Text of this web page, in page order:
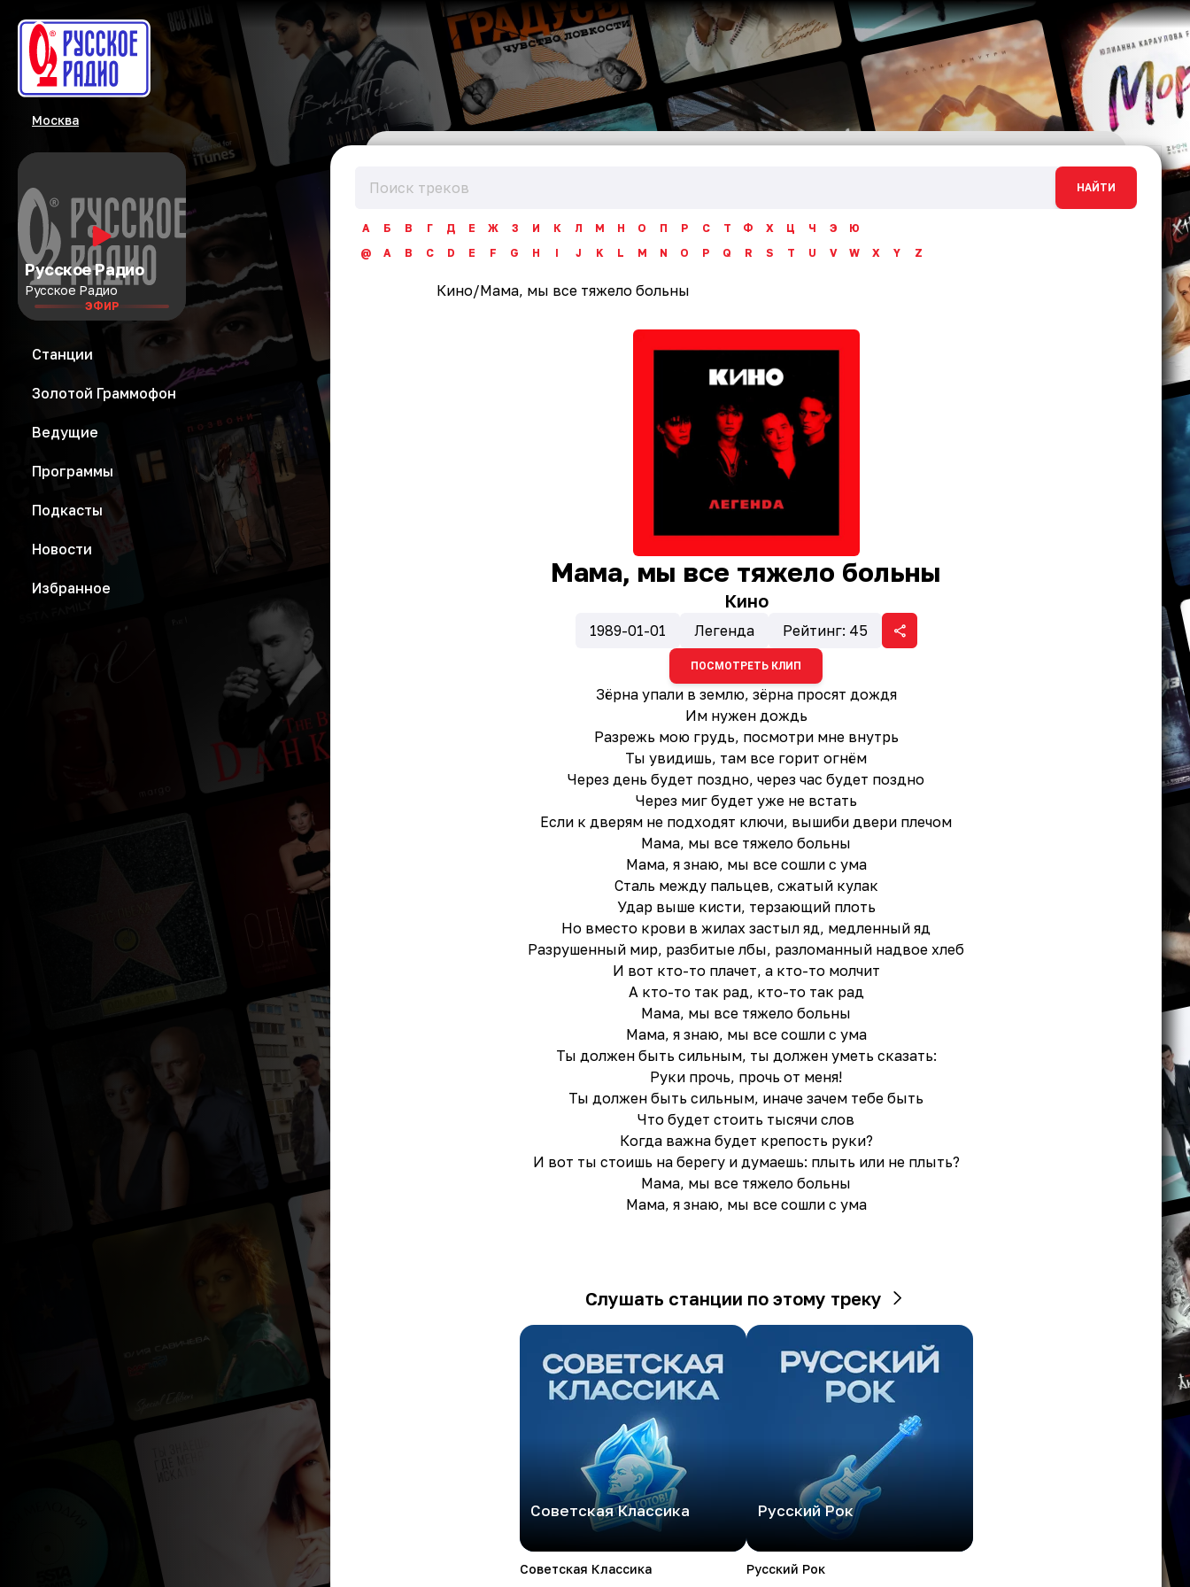
Москва
Русское Радио
Русское Радио
ЭФИР
Станции
Золотой Граммофон
Ведущие
Программы
Подкасты
Новости
Избранное
НАЙТИ
А Б В Г Д Е Ж З И К Л М Н О П Р С Т Ф Х Ц Ч Э
Ю
@
A B C D E F G H I J K L M N O P Q R S T U V W X Y Z
Кино/Мама, мы все тяжело больны
Мама, мы все тяжело больны
Кино
1989-01-01 Легенда Рейтинг: 45
ПОСМОТРЕТЬ КЛИП
Зёрна упали в землю, зёрна просят дождя
Им нужен дождь
Разрежь мою грудь, посмотри мне внутрь
Ты увидишь, там все горит огнём
Через день будет поздно, через час будет поздно
Через миг будет уже не встать
Если к дверям не подходят ключи, вышиби двери плечом
Мама, мы все тяжело больны
Мама, я знаю, мы все сошли с ума
Сталь между пальцев, сжатый кулак
Удар выше кисти, терзающий плоть
Но вместо крови в жилах застыл яд, медленный яд
Разрушенный мир, разбитые лбы, разломанный надвое хлеб
И вот кто-то плачет, а кто-то молчит
А кто-то так рад, кто-то так рад
Мама, мы все тяжело больны
Мама, я знаю, мы все сошли с ума
Ты должен быть сильным, ты должен уметь сказать:
Руки прочь, прочь от меня!
Ты должен быть сильным, иначе зачем тебе быть
Что будет стоить тысячи слов
Когда важна будет крепость руки?
И вот ты стоишь на берегу и думаешь: плыть или не плыть?
Мама, мы все тяжело больны
Мама, я знаю, мы все сошли с ума
Слушать станции по этому треку
Советская Классика
Советская Классика
Русский Рок
Русский Рок